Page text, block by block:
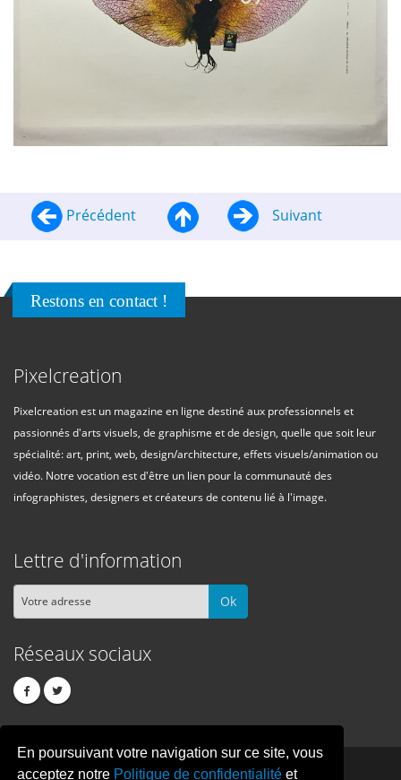
En poursuivant votre navigation sur ce site, vous
acceptez notre Politique de confidentialité et
Précédent Suivant
Restons en contact !
Pixelcreation
Pixelcreation est un magazine en ligne destiné aux professionnels et
passionnés d'arts visuels, de graphisme et de design, quelle que soit leur
spécialité: art, print, web, design/architecture, effets visuels/animation ou
vidéo. Notre vocation est d'être un lien pour la communauté des
infographistes, designers et créateurs de contenu lié à l'image.
Lettre d'information
Ok
Réseaux sociaux
PIXELCREATION